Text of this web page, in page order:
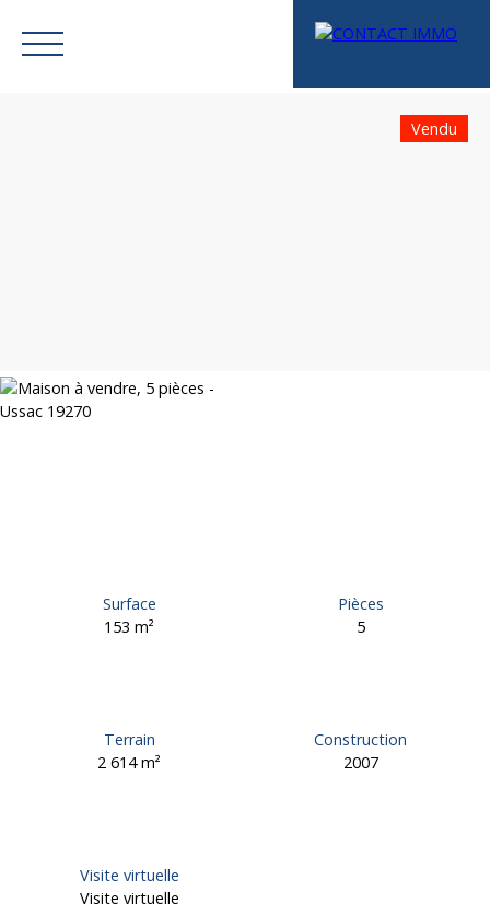
Mes favoris Espace vendeur
Vendu
Surface
153m²
Pièces
5
Terrain
2 614m²
Construction
2007
Visite virtuelle
Visite virtuelle